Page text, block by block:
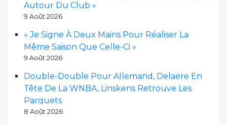
Autour Du Club »
9 Août 2026
« Je Signe À Deux Mains Pour Réaliser La
Même Saison Que Celle-Ci »
9 Août 2026
Double-Double Pour Allemand, Delaere En
Tête De La WNBA, Linskens Retrouve Les
Parquets
8 Août 2026